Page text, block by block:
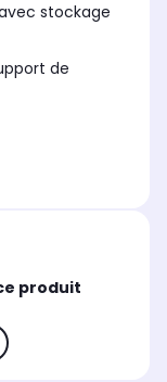
de cuissonstockage
de
produit